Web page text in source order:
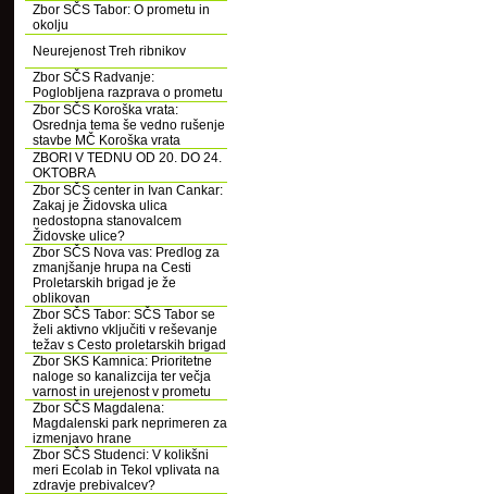
Zbor SČS Tabor: O prometu in
okolju
Neurejenost Treh ribnikov
Zbor SČS Radvanje:
Poglobljena razprava o prometu
Zbor SČS Koroška vrata:
Osrednja tema še vedno rušenje
stavbe MČ Koroška vrata
ZBORI V TEDNU OD 20. DO 24.
OKTOBRA
Zbor SČS center in Ivan Cankar:
Zakaj je Židovska ulica
nedostopna stanovalcem
Židovske ulice?
Zbor SČS Nova vas: Predlog za
zmanjšanje hrupa na Cesti
Proletarskih brigad je že
oblikovan
Zbor SČS Tabor: SČS Tabor se
želi aktivno vključiti v reševanje
težav s Cesto proletarskih brigad
Zbor SKS Kamnica: Prioritetne
naloge so kanalizcija ter večja
varnost in urejenost v prometu
Zbor SČS Magdalena:
Magdalenski park neprimeren za
izmenjavo hrane
Zbor SČS Studenci: V kolikšni
meri Ecolab in Tekol vplivata na
zdravje prebivalcev?